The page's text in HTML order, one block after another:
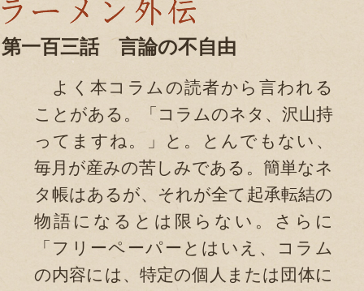
第一百三話 言論の不自由
よく本コラムの読者から言われる
ことがある。「コラムのネタ、沢山持
ってますね。」と。とんでもない、
毎月が産みの苦しみである。簡単なネ
タ帳はあるが、それが全て起承転結の
物語になるとは限らない。さらに
「フリーペーパーとはいえ、コラム
の内容には、特定の個人または団体に